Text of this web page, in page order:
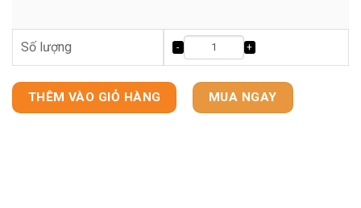
Số lượng
THÊM VÀO GIỎ HÀNG MUA NGAY